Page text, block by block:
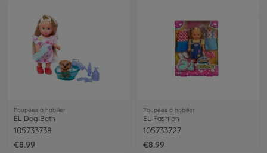
Poupées à habiller
EL Dog Bath
105733738
€8.99
Poupées à habiller
EL Fashion
105733727
€8.99